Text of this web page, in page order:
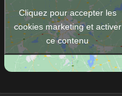
Cliquez pour accepter les
cookies marketing et activer
ce contenu